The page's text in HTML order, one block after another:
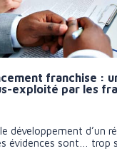
franchise :
exploité par les
développement d’un
évidences sont… trop